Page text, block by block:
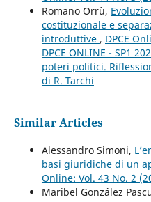
Romano Orrù,
costituzionale e
introduttive , DPCE
DPCE ONLINE - SP1
poteri politici.
di R. Tarchi
Similar Articles
Alessandro Simoni,
basi giuridiche di un
Online: Vol. 43 No. 2
Maribel González